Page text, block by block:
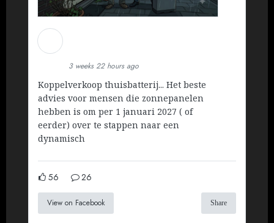
3 weeks 22 hours ago
Koppelverkoop thuisbatterij... Het beste
advies voor mensen die zonnepanelen
hebben is om per 1 januari 2027 ( of
eerder) over te stappen naar een
dynamisch
56 26
View on Facebook Share